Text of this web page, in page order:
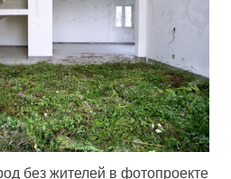
без жителей в фотопроекте